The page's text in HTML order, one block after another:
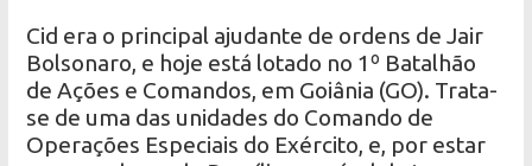
Cid era o principal ajudante de ordens de Jair
Bolsonaro, e hoje está lotado no 1º Batalhão
de Ações e Comandos, em Goiânia (GO). Trata-
se de uma das unidades do Comando de
Operações Especiais do Exército, e, por estar